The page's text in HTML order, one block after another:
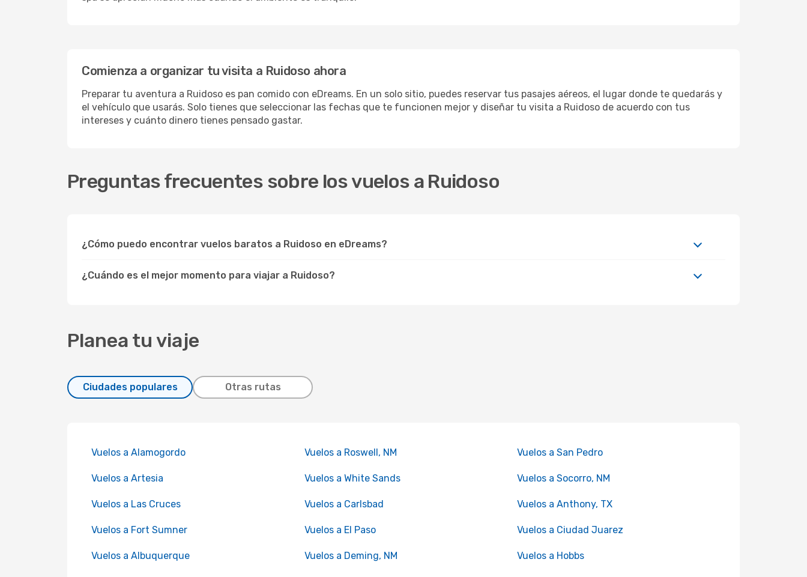
Comienza a organizar tu visita a Ruidoso ahora
Preparar tu aventura a Ruidoso es pan comido con eDreams. En un solo sitio, puedes reservar tus pasajes aéreos, el lugar donde te quedarás y
el vehículo que usarás. Solo tienes que seleccionar las fechas que te funcionen mejor y diseñar tu visita a Ruidoso de acuerdo con tus
intereses y cuánto dinero tienes pensado gastar.
Preguntas frecuentes sobre los vuelos a Ruidoso
¿Cómo puedo encontrar vuelos baratos a Ruidoso en eDreams?
¿Cuándo es el mejor momento para viajar a Ruidoso?
Planea tu viaje
Ciudades populares Otras rutas
Vuelos a Alamogordo Vuelos a Roswell, NM Vuelos a San Pedro
Vuelos a Artesia Vuelos a White Sands Vuelos a Socorro, NM
Vuelos a Las Cruces Vuelos a Carlsbad Vuelos a Anthony, TX
Vuelos a Fort Sumner Vuelos a El Paso Vuelos a Ciudad Juarez
Vuelos a Albuquerque Vuelos a Deming, NM Vuelos a Hobbs